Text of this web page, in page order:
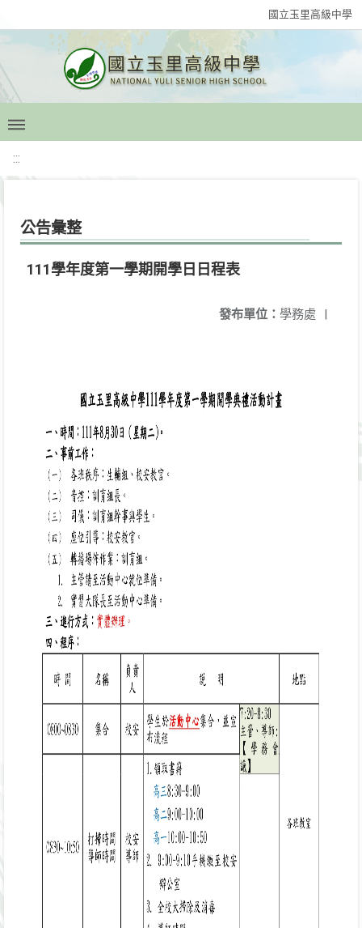
國立玉里高級中學
:::
公告彙整
111學年度第一學期開學日日程表
發布單位： 學務處 |